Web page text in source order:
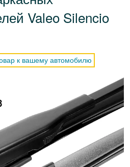
Valeo Silencio
к вашему автомобилю